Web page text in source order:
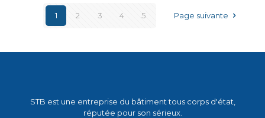
1 2 3 4 5 Page suivante
STB est une entreprise du bâtiment tous corps d'état,
réputée pour son sérieux.